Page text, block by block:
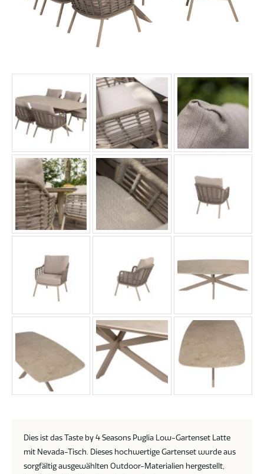
Dies ist das Taste by 4 Seasons Puglia Low-Gartenset Latte
mit Nevada-Tisch. Dieses hochwertige Gartenset wurde aus
sorgfältig ausgewählten Outdoor-Materialien hergestellt,